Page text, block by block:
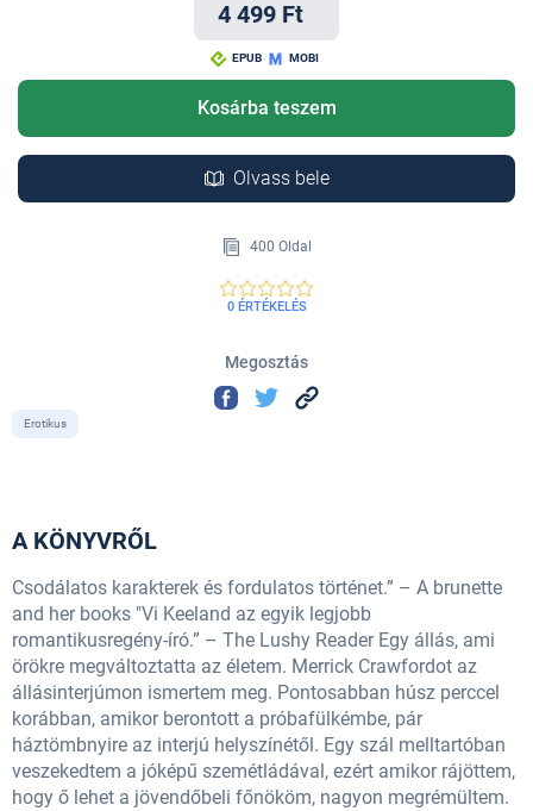
4 499 Ft
EPUB MOBI
Kosárba teszem
Olvass bele
400 Oldal
0 ÉRTÉKELÉS
Megosztás
Erotikus
A KÖNYVRŐL
Csodálatos karakterek és fordulatos történet.” – A brunette
and her books "Vi Keeland az egyik legjobb
romantikusregény-író.” – The Lushy Reader Egy állás, ami
örökre megváltoztatta az életem. Merrick Crawfordot az
állásinterjúmon ismertem meg. Pontosabban húsz perccel
korábban, amikor berontott a próbafülkémbe, pár
háztömbnyire az interjú helyszínétől. Egy szál melltartóban
veszekedtem a jóképű szemétládával, ezért amikor rájöttem,
hogy ő lehet a jövendőbeli főnököm, nagyon megrémültem.